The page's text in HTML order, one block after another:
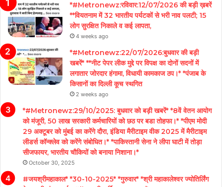
*#Metronewz:रविवार:12/07/2026 की बड़ी ख़बरें
**वियतनाम में 32 भारतीय पर्यटकों से भरी नाव पलटी; 15
लोग सुरक्षित निकाले व कई लापता,
4 weeks ago
*#Metronewz:22/07/2026:बुधवार की बड़ी
खबरें* **नीट पेपर लीक मुद्दे पर विपक्ष का दोनों सदनों में
लगातार जोरदार हंगामा, विधायी कामकाज ठप।* *पंजाब के
किसानों का दिल्ली कूच स्थगित
2 weeks ago
*#Metronewz:29/10/2025: बुधवार को बड़ी खबरें* *8वें वेतन आयोग
को मंजूरी, 50 लाख सरकारी कर्मचारियों को छठ पर बडा तोहफा।* *पीएम मोदी
29 अक्टूबर को मुंबई का करेंगे दौरा, इंडिया मैरीटाइम वीक 2025 में मैरीटाइम
लीडर्स कॉन्क्लेव को करेंगे संबोधित।* *पाकिस्तानी सेना ने लीपा घाटी में तोड़ा
सीजफायर, भारतीय चौकियों को बनाया निशाना।*
October 30, 2025
#जयश्रीमहाकाल* *30-10-2025* *गुरुवार* *श्री महाकालेश्वर ज्योतिर्लिंग